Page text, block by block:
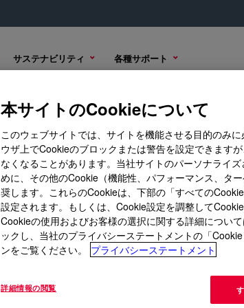
サステナビリティ 各種サポート
トレーニング/学び
ニュース
イベント
コーポレ
当社に
キャリア
IR・投
本サイトのCookieについて
このウェブサイトでは、サイトを機能させる目的のみ
ウザ上でCookieのブロックまたは警告を設定できます
なくなることがあります。当社サイトのパーソナライ
めに、その他のCookie（機能性、パフォーマンス、タ
奨します。これらのCookieは、下部の「すべての
設定されます。もしくは、Cookie設定を調整して
Cookieの使用およびお客様の選択に関する詳細につい
ックし、当社のプライバシーステートメントの「
ンをご覧ください。
プライバシーステートメント
詳細情報の閲覧